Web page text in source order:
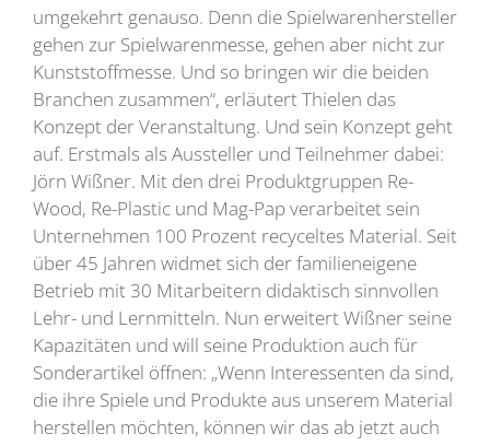
umgekehrt genauso. Denn die Spielwarenhersteller
gehen zur Spielwarenmesse, gehen aber nicht zur
Kunststoffmesse. Und so bringen wir die beiden
Branchen zusammen“, erläutert Thielen das
Konzept der Veranstaltung. Und sein Konzept geht
auf. Erstmals als Aussteller und Teilnehmer dabei:
Jörn Wißner. Mit den drei Produktgruppen Re-
Wood, Re-Plastic und Mag-Pap verarbeitet sein
Unternehmen 100 Prozent recyceltes Material. Seit
über 45 Jahren widmet sich der familieneigene
Betrieb mit 30 Mitarbeitern didaktisch sinnvollen
Lehr- und Lernmitteln. Nun erweitert Wißner seine
Kapazitäten und will seine Produktion auch für
Sonderartikel öffnen: „Wenn Interessenten da sind,
die ihre Spiele und Produkte aus unserem Material
herstellen möchten, können wir das ab jetzt auch